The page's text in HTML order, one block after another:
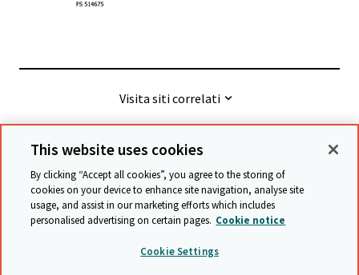
Visita siti correlati
© Cambridge University Press & Assessment
Termini e condizioni
Protezione dei Dati
Accessibility statement Statement on modern slavery
This website uses cookies
By clicking “Accept all cookies”, you agree to the storing of
cookies on your device to enhance site navigation, analyse site
usage, and assist in our marketing efforts which includes
personalised advertising on certain pages. Cookie notice
Cookie Settings